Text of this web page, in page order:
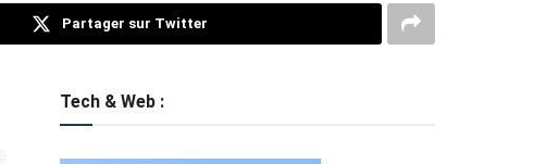
Partager sur Twitter
Tech & Web :